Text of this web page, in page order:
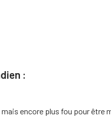
:
encore plus fou pour être